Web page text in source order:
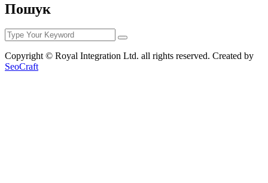
Пошук
Copyright © Royal Integration Ltd. all rights reserved. Created by
SeoCraft